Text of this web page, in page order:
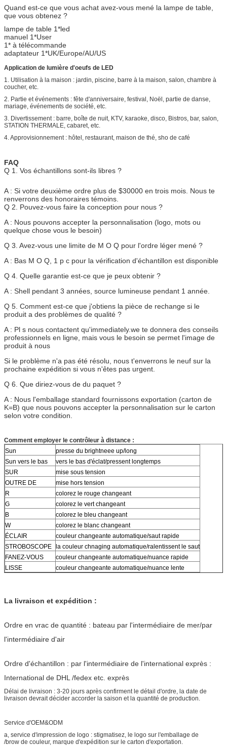
Quand est-ce que vous achat avez-vous mené la lampe de table,
que vous obtenez ?
lampe de table 1*led
manuel 1*User
1* à télécommande
adaptateur 1*UK/Europe/AU/US
Application de lumière d'oeufs de LED
1. Utilisation à la maison : jardin, piscine, barre à la maison, salon, chambre à
coucher, etc.
2. Partie et événements : fête d'anniversaire, festival, Noël, partie de danse,
mariage, événements de société, etc.
3. Divertissement : barre, boîte de nuit, KTV, karaoke, disco, Bistros, bar, salon,
STATION THERMALE, cabaret, etc.
4. Approvisionnement : hôtel, restaurant, maison de thé, sho de café
FAQ
Q 1. Vos échantillons sont-ils libres ?
A : Si votre deuxième ordre plus de $30000 en trois mois. Nous te
renverrons des honoraires témoins.
Q 2. Pouvez-vous faire la conception pour nous ?
A : Nous pouvons accepter la personnalisation (logo, mots ou
quelque chose vous le besoin)
Q 3. Avez-vous une limite de M O Q pour l'ordre léger mené ?
A : Bas M O Q, 1 p c pour la vérification d'échantillon est disponible
Q 4. Quelle garantie est-ce que je peux obtenir ?
A : Shell pendant 3 années, source lumineuse pendant 1 année.
Q 5. Comment est-ce que j'obtiens la pièce de rechange si le
produit a des problèmes de qualité ?
A : Pl s nous contactent qu'immediately.we te donnera des conseils
professionnels en ligne, mais vous le besoin se permet l'image de
produit à nous
Si le problème n'a pas été résolu, nous t'enverrons le neuf sur la
prochaine expédition si vous n'êtes pas urgent.
Q 6. Que diriez-vous de du paquet ?
A : Nous l'emballage standard fournissons exportation (carton de
K=B) que nous pouvons accepter la personnalisation sur le carton
selon votre condition.
Comment employer le contrôleur à distance :
Sun
presse du brightneee up/long
Sun vers le bas
vers le bas d'éclat/pressent longtemps
SUR
mise sous tension
OUTRE DE
mise hors tension
R
colorez le rouge changeant
G
colorez le vert changeant
B
colorez le bleu changeant
W
colorez le blanc changeant
ÉCLAIR
couleur changeante automatique/saut rapide
STROBOSCOPE la couleur chnaging automatique/ralentissent le saut
FANEZ-VOUS
couleur changeante automatique/nuance rapide
LISSE
couleur changeante automatique/nuance lente
La livraison et expédition :
Ordre en vrac de quantité : bateau par l'intermédiaire de mer/par
l'intermédiaire d'air
Ordre d'échantillon : par l'intermédiaire de l'international exprès :
International de DHL /fedex etc. exprès
Délai de livraison : 3-20 jours après confirment le détail d'ordre, la date de
livraison devrait décider accorder la saison et la quantité de production.
Service d'OEM&ODM
a, service d'impression de logo : stigmatisez, le logo sur l'emballage de
/brow de couleur, marque d'expédition sur le carton d'exportation.